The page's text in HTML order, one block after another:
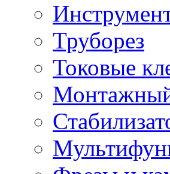
Труборез
Токовые